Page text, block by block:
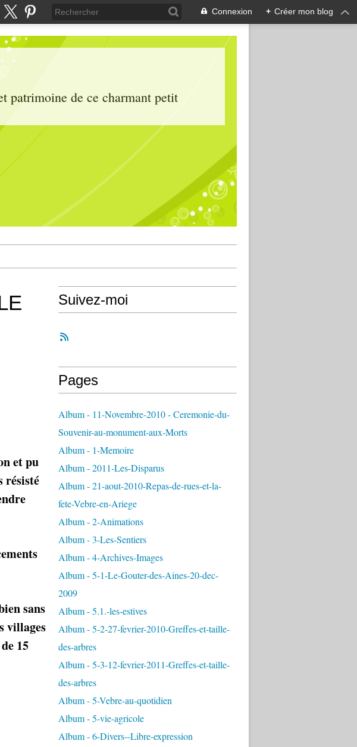
Connexion + Créer mon blog
patrimoine de ce charmant petit
et pu
résisté
sans
villages
15
Suivez-moi
Pages
Album - 11-Novembre-2010 - Ceremonie-du-
Souvenir-au-monument-aux-Morts
Album - 1-Memoire
Album - 2011-Les-Disparus
Album - 21-aout-2010-Repas-de-rues-et-la-
fete-Vebre-en-Ariege
Album - 2-Animations
Album - 3-Les-Sentiers
Album - 4-Archives-Images
Album - 5-1-Le-Gouter-des-Aines-20-dec-
2009
Album - 5.1.-les-estives
Album - 5-2-27-fevrier-2010-Greffes-et-taille-
des-arbres
Album - 5-3-12-fevrier-2011-Greffes-et-taille-
des-arbres
Album - 5-Vebre-au-quotidien
Album - 5-vie-agricole
Album - 6-Divers--Libre-expression